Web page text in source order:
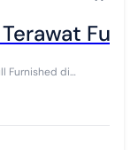
Full